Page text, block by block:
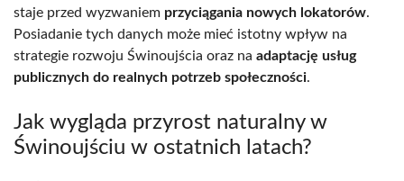
staje przed wyzwaniem przyciągania nowych lokatorów.
Posiadanie tych danych może mieć istotny wpływ na
strategie rozwoju Świnoujścia oraz na adaptację usług
publicznych do realnych potrzeb społeczności.
Jak wygląda przyrost naturalny w
Świnoujściu w ostatnich latach?